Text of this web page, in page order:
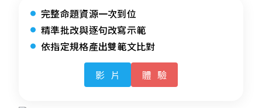
完整命題資源一次到位
精準批改與逐句改寫示範
依指定規格產出雙範文比對
影片 體驗